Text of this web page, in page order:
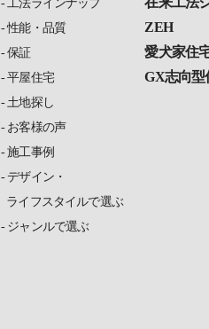
工法ラインナップ
性能・品質
保証
平屋住宅
土地探し
お客様の声
施工事例
デザイン・
ライフスタイルで選ぶ
ジャンルで選ぶ
ZEH
愛犬家住
GX志向型